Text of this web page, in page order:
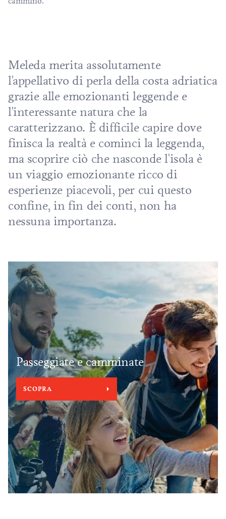
Meleda merita assolutamente
l'appellativo di perla della costa adriatica
grazie alle emozionanti leggende e
l'interessante natura che la
caratterizzano. È difficile capire dove
finisca la realtà e cominci la leggenda,
ma scoprire ciò che nasconde l'isola è
un viaggio emozionante ricco di
esperienze piacevoli, per cui questo
confine, in fin dei conti, non ha
nessuna importanza.
Passeggiate e camminate
SCOPRA